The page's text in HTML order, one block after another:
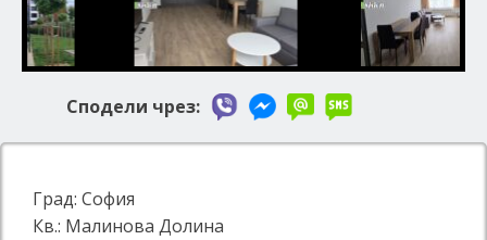
Сподели чрез:
Град: София
Кв.: Малинова Долина